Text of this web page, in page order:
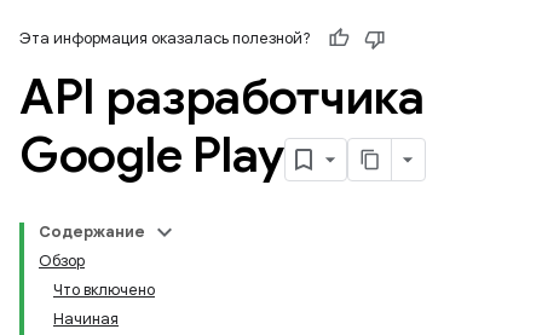
Эта информация оказалась полезной?
API разработчика
Google Play
Содержание
Обзор
Что включено
Начиная